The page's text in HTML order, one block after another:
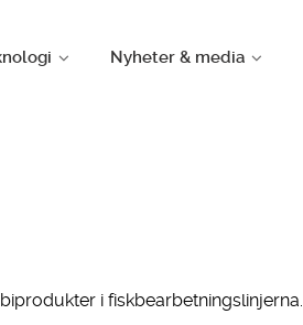
Nyheter & media
i fiskbearbetningslinjerna.